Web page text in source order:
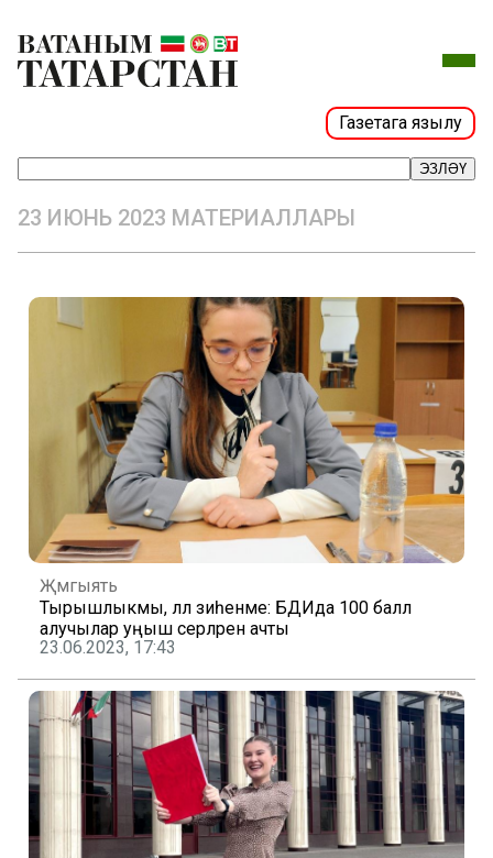
Газетага язылу
ЭЗЛӘҮ
23 ИЮНЬ 2023 МАТЕРИАЛЛАРЫ
Җәмгыять
Тырышлыкмы, әллә зиһенме: БДИда 100 балл
алучылар уңыш серләрен ачты
23.06.2023, 17:43